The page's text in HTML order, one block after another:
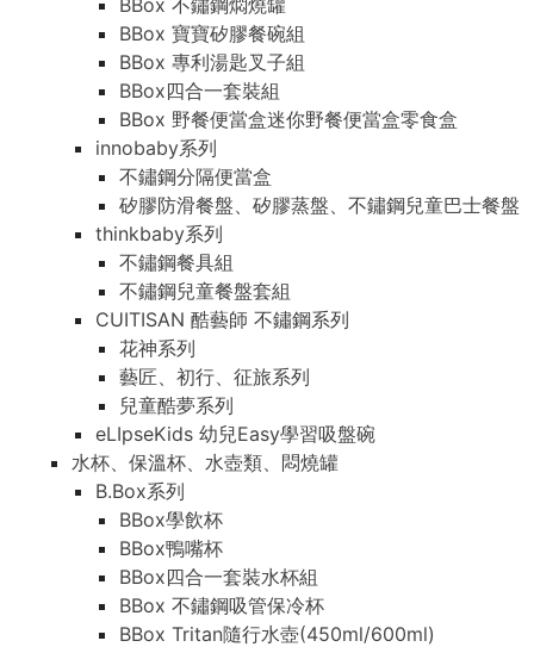
BBox 不鏽鋼燜燒罐
BBox 寶寶矽膠餐碗組
BBox 專利湯匙叉子組
BBox四合一套裝組
BBox 野餐便當盒迷你野餐便當盒零食盒
innobaby系列
不鏽鋼分隔便當盒
矽膠防滑餐盤、矽膠蒸盤、不鏽鋼兒童巴士餐盤
thinkbaby系列
不鏽鋼餐具組
不鏽鋼兒童餐盤套組
CUITISAN 酷藝師 不鏽鋼系列
花神系列
藝匠、初行、征旅系列
兒童酷夢系列
eLIpseKids 幼兒Easy學習吸盤碗
水杯、保溫杯、水壺類、悶燒罐
B.Box系列
BBox學飲杯
BBox鴨嘴杯
BBox四合一套裝水杯組
BBox 不鏽鋼吸管保冷杯
BBox Tritan隨行水壺(450ml/600ml)